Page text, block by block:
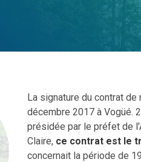
La signature du contrat
décembre 2017 à Vogüé.
présidée par le préfet de
Claire, ce contrat est le
concernait la période de